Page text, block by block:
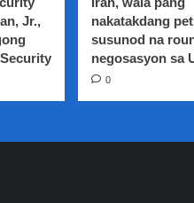
Jr.,
nakatakdang
susunod na
negosasyon sa
0